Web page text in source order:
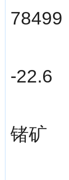
78499
-22.6
锗矿